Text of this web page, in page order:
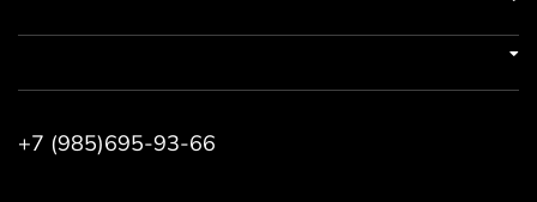
+7 (985)695-93-66